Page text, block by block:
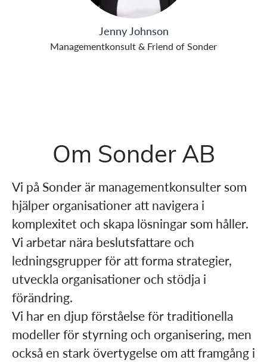
Jenny Johnson
Managementkonsult & Friend of Sonder
Om Sonder AB
Vi på Sonder är managementkonsulter som
hjälper organisationer att navigera i
komplexitet och skapa lösningar som håller.
Vi arbetar nära beslutsfattare och
ledningsgrupper för att forma strategier,
utveckla organisationer och stödja i
förändring.
Vi har en djup förståelse för traditionella
modeller för styrning och organisering, men
också en stark övertygelse om att framgång i